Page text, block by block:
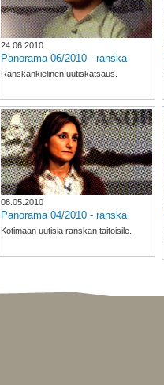
24.06.2010
Panorama 06/2010 - ranska
Ranskankielinen uutiskatsaus.
08.05.2010
Panorama 04/2010 - ranska
Kotimaan uutisia ranskan taitoisile.